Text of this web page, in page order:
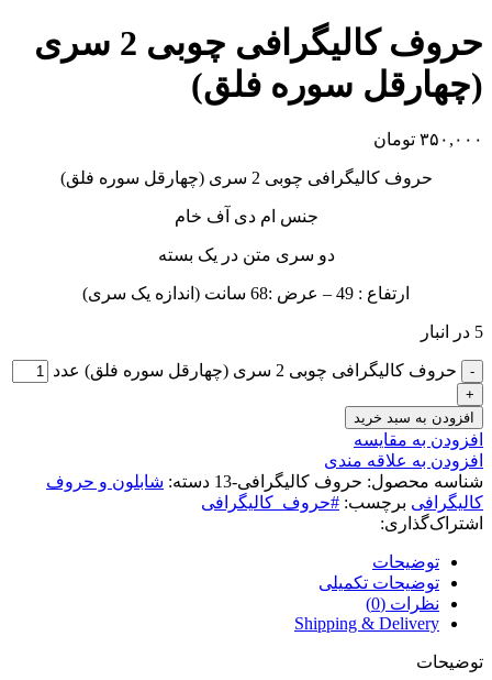
حروف کالیگرافی چوبی 2 سری
(چهارقل سوره فلق)
۳۵۰,۰۰۰ تومان
حروف کالیگرافی چوبی 2 سری (چهارقل سوره فلق)
جنس ام دی آف خام
دو سری متن در یک بسته
ارتفاع : 49 – عرض :68 سانت (اندازه یک سری)
5 در انبار
حروف کالیگرافی چوبی 2 سری (چهارقل سوره فلق) عدد
افزودن به سبد خرید
افزودن به مقایسه
افزودن به علاقه مندی
شناسه محصول: حروف کالیگرافی-13 دسته: شابلون و حروف
کالیگرافی برچسب: #حروف_کالیگرافی
اشتراک‌گذاری:
توضیحات
توضیحات تکمیلی
نظرات (0)
Shipping & Delivery
توضیحات